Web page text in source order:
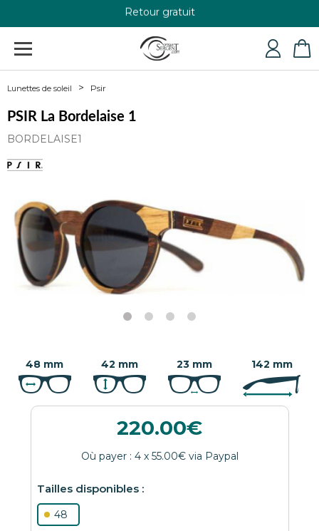
Retour gratuit
Lunettes de soleil Psir
PSIR La Bordelaise 1
BORDELAISE1
48 mm 42 mm 23 mm 142 mm
220.00
48